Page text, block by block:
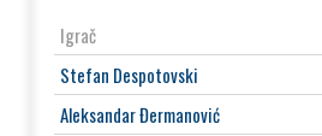
Igrač
Stefan Despotovski
Aleksandar Đermanović